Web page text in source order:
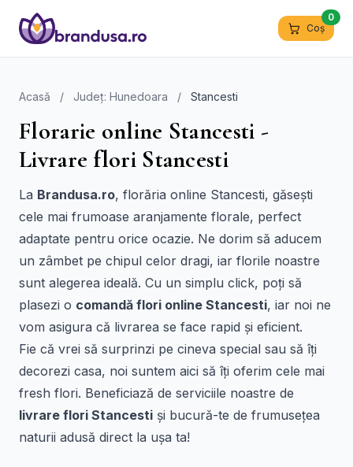
Coș
0
Acasă / Județ: Hunedoara / Stancesti
Florarie online Stancesti -
Livrare flori Stancesti
La Brandusa.ro, florăria online Stancesti, găsești
cele mai frumoase aranjamente florale, perfect
adaptate pentru orice ocazie. Ne dorim să aducem
un zâmbet pe chipul celor dragi, iar florile noastre
sunt alegerea ideală. Cu un simplu click, poți să
plasezi o comandă flori online Stancesti, iar noi ne
vom asigura că livrarea se face rapid și eficient.
Fie că vrei să surprinzi pe cineva special sau să îți
decorezi casa, noi suntem aici să îți oferim cele mai
fresh flori. Beneficiază de serviciile noastre de
livrare flori Stancesti și bucură-te de frumusețea
naturii adusă direct la ușa ta!